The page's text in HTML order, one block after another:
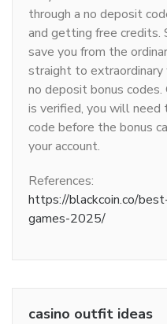
through a no deposit
and getting free credits.
save you from the
straight to
no deposit bonus codes.
is verified, you will
code before the bonus
your account.
References:
https://blackcoin.co/
games-2025/
casino outfit ideas